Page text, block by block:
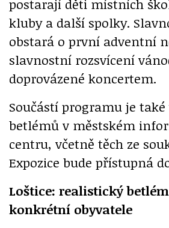
postarají děti místních
kluby a další spolky.
obstará o první adventní
slavnostní rozsvícení
doprovázené koncertem.
Součástí programu je
betlémů v městském
centru, včetně těch ze
Expozice bude přístupná
Loštice: realistický
konkrétní obyvatele